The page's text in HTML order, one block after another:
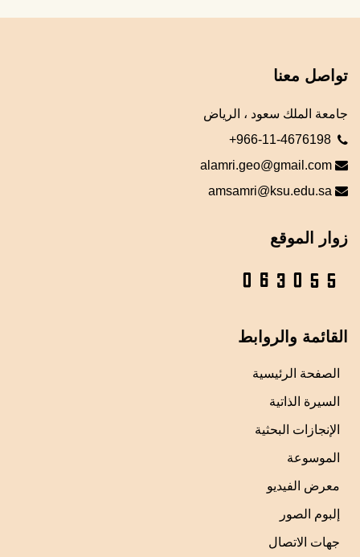
تواصل معنا
جامعة الملك سعود ، الرياض
+966-11-4676198
القائمة والروابط
الصفحة الرئيسية
السيرة الذاتية
الإنجازات البحثية
الموسوعة
معرض الفيديو
إلبوم الصور
جهات الاتصال
زوار الموقع